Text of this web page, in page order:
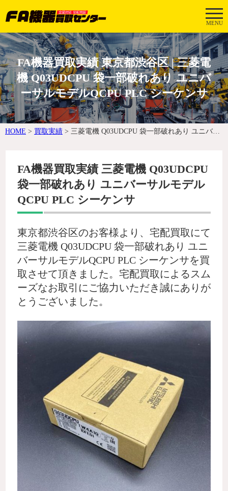
MENU
FA機器買取実績 東京都渋谷区 | 三菱電
機 Q03UDCPU 袋一部破れあり ユニバ
ーサルモデルQCPU PLC シーケンサ
HOME > 買取実績 > 三菱電機 Q03UDCPU 袋一部破れあり ユニバーサルモデルQCPU PLC シーケンサ
FA機器買取実績 三菱電機 Q03UDCPU
袋一部破れあり ユニバーサルモデル
QCPU PLC シーケンサ
東京都渋谷区のお客様より、宅配買取にて
三菱電機 Q03UDCPU 袋一部破れあり ユニ
バーサルモデルQCPU PLC シーケンサを買
取させて頂きました。宅配買取によるスム
ーズなお取引にご協力いただき誠にありが
とうございました。